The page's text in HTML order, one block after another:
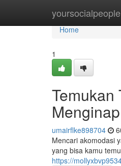
yoursocialpeople
Home
Home
1
Temukan
umairflke898704
Mencari akomodasi
yang bisa kamu
https://